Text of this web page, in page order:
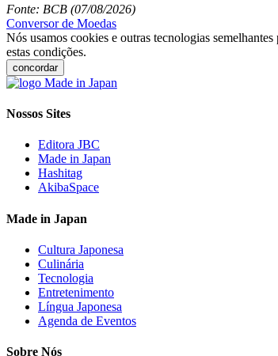
Fonte: BCB (07/08/2026)
Conversor de Moedas
Nós usamos cookies e outras tecnologias
estas condições.
concordar
Nossos Sites
Editora JBC
Made in Japan
Hashitag
AkibaSpace
Made in Japan
Cultura Japonesa
Culinária
Tecnologia
Entretenimento
Língua Japonesa
Agenda de Eventos
Sobre Nós